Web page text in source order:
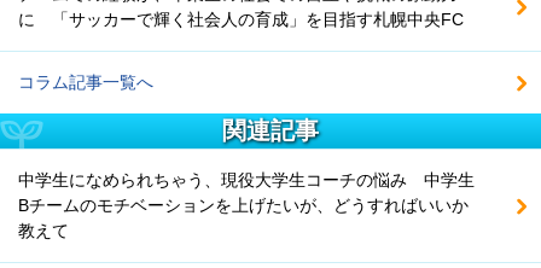
に 「サッカーで輝く社会人の育成」を目指す札幌中央FC
コラム記事一覧へ
関連記事
中学生になめられちゃう、現役大学生コーチの悩み 中学生
Bチームのモチベーションを上げたいが、どうすればいいか
教えて